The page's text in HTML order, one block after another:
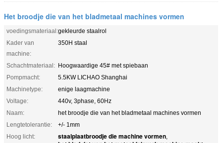
Het broodje die van het bladmetaal machines vormen
voedingsmateriaal:gekleurde staalrol
Kader van
machine:
350H staal
Schachtmateriaal: Hoogwaardige 45# met spiebaan
Pompmacht:
5.5KW LICHAO Shanghai
Machinetype:
enige laagmachine
Voltage:
440v, 3phase, 60Hz
Naam:
het broodje die van het bladmetaal machines vormen
Lengtetolerantie:
+/- 1mm
Hoog licht:
staalplaatbroodje die machine vormen,